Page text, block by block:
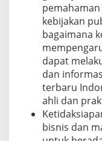
kebijakan
bagaimana
dapat
dan
terbaru
ahli dan
bisnis dan